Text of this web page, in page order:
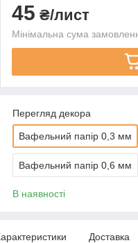
45 ₴/лист
Мінімальна сума
Перегляд декора
Вафельний папір 0,3 мм
Вафельний папір 0,6 мм
В наявності
Доставка